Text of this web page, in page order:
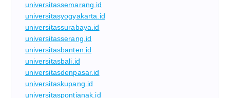
universitassemarang.id
universitasyogyakarta.id
universitassurabaya.id
universitasserang.id
universitasbanten.id
universitasbali.id
universitasdenpasar.id
universitaskupang.id
universitaspontianak.id